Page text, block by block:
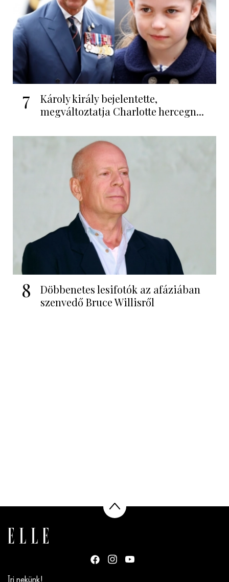
7
Károly király bejelentette,
megváltoztatja Charlotte hercegn...
8
Döbbenetes lesifotók az afáziában
szenvedő Bruce Willisről